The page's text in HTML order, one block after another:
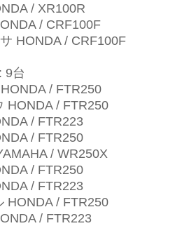
/ XR100R
/ CRF100F
HONDA / CRF100F
9台
/ FTR250
HONDA / FTR250
/ FTR223
/ FTR250
/ WR250X
/ FTR250
/ FTR223
HONDA / FTR250
/ FTR223